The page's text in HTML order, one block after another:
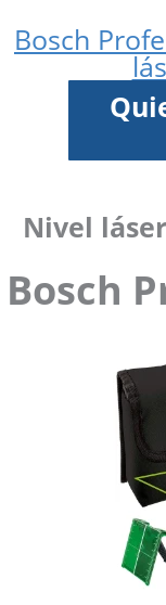
Bosch
Nivel
Bosch